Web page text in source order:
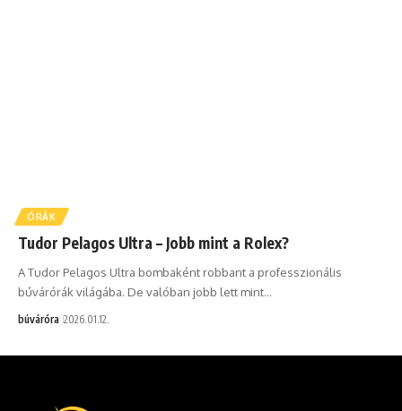
ÓRÁK
Tudor Pelagos Ultra – Jobb mint a Rolex?
A Tudor Pelagos Ultra bombaként robbant a professzionális
búvárórák világába. De valóban jobb lett mint…
búváróra 2026.01.12.